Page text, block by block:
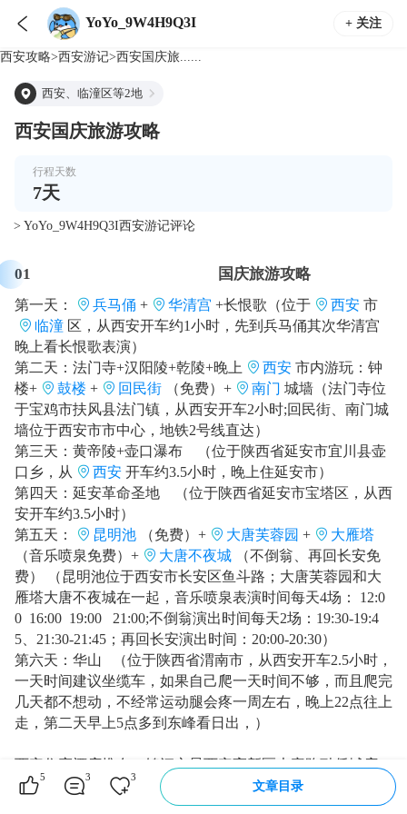
 YoYo_9W4H9Q3I + 关注
西安攻略>西安游记>西安国庆旅......
西安、临潼区等2地
西安国庆旅游攻略
行程天数
7天
> YoYo_9W4H9Q3I西安游记评论
01 国庆旅游攻略
第一天： 兵马俑 + 华清宫 +长恨歌（位于 西安 市
临潼 区，从西安开车约1小时，先到兵马俑其次华清宫
晚上看长恨歌表演）
第二天：法门寺+汉阳陵+乾陵+晚上
西安 市内游玩：钟
楼+
鼓楼 + 回民街 （免费）+ 南门 城墙（法门寺位
于宝鸡市扶风县法门镇，从西安开车2小时;回民街、南门城
墙位于西安市市中心，地铁2号线直达）
第三天：黄帝陵+壶口瀑布 （位于陕西省延安市宜川县壶
口乡，从
西安 开车约3.5小时，晚上住延安市）
第四天：延安革命圣地 （位于陕西省延安市宝塔区，从西
安开车约3.5小时）
第五天：
昆明池 （免费）+ 大唐芙蓉园 +
大雁塔
（音乐喷泉免费）+
大唐不夜城
（不倒翁、再回长安免
费） （昆明池位于西安市长安区鱼斗路；大唐芙蓉园和大
雁塔大唐不夜城在一起，音乐喷泉表演时间每天4场： 12:0
0 16:00 19:00 21:00;不倒翁演出时间每天2场：19:30-19:4
5、21:30-21:45；再回长安演出时间：20:00-20:30）
第六天：华山 （位于陕西省渭南市，从西安开车2.5小时，
一天时间建议坐缆车，如果自己爬一天时间不够，而且爬完
几天都不想动，不经常运动腿会疼一周左右，晚上22点往上
走，第二天早上5点多到东峰看日出，）
西安住宿酒店推存：锦江之星西安高新区大寨路融侨城店 0
29-88770088转0 （酒店位于西安市高新区大寨路2号东方米
兰北门，公交车800、201、300、226、260、135、219、26
5 3 3
文章目录